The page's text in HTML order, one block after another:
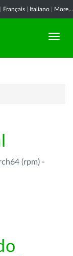
Français Italiano More...
(rpm) -